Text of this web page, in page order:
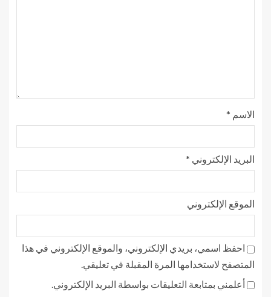
الاسم *
البريد الإلكتروني *
الموقع الإلكتروني
احفظ اسمي، بريدي الإلكتروني، والموقع الإلكتروني في هذا
المتصفح لاستخدامها المرة المقبلة في تعليقي.
أعلمني بمتابعة التعليقات بواسطة البريد الإلكتروني.